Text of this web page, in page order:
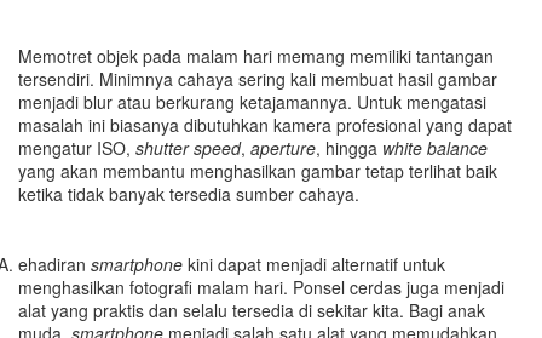
Memotret objek pada malam hari memang memiliki tantangan
tersendiri. Minimnya cahaya sering kali membuat hasil gambar
menjadi blur atau berkurang ketajamannya. Untuk mengatasi
masalah ini biasanya dibutuhkan kamera profesional yang dapat
mengatur ISO, shutter speed, aperture, hingga white balance
yang akan membantu menghasilkan gambar tetap terlihat baik
ketika tidak banyak tersedia sumber cahaya.
ehadiran smartphone kini dapat menjadi alternatif untuk
menghasilkan fotografi malam hari. Ponsel cerdas juga menjadi
alat yang praktis dan selalu tersedia di sekitar kita. Bagi anak